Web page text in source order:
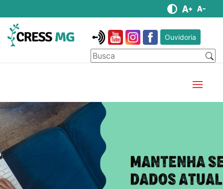
Ouvidoria